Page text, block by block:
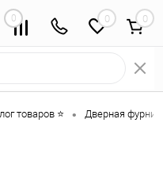
0 0
товаров ⭐ • Дверная